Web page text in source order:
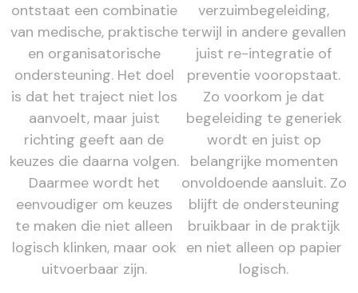
ontstaat een combinatie
van medische, praktische
en organisatorische
ondersteuning. Het doel
is dat het traject niet los
aanvoelt, maar juist
richting geeft aan de
keuzes die daarna volgen.
Daarmee wordt het
eenvoudiger om keuzes
te maken die niet alleen
logisch klinken, maar ook
uitvoerbaar zijn.
verzuimbegeleiding,
terwijl in andere gevallen
juist re-integratie of
preventie vooropstaat.
Zo voorkom je dat
begeleiding te generiek
wordt en juist op
belangrijke momenten
onvoldoende aansluit. Zo
blijft de ondersteuning
bruikbaar in de praktijk
en niet alleen op papier
logisch.